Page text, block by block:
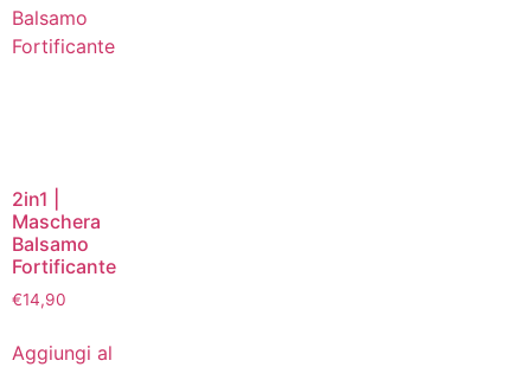
2in1 |
Maschera
Balsamo
Fortificante
€14,90
Aggiungi al